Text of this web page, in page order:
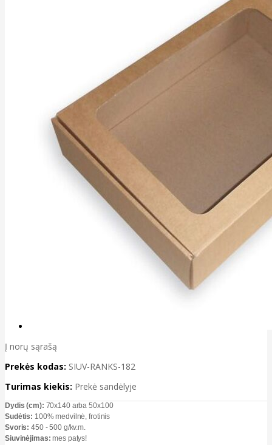
Į norų sąrašą
Prekės kodas: SIUV-RANKS-182
Turimas kiekis: Prekė sandėlyje
Dydis (cm): 70x140 arba 50x100
Sudėtis: 100% medvilnė, frotinis
Svoris: 450 - 500 g/kv.m.
Siuvinėjimas: mes patys!